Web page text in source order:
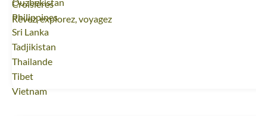
Voyage
Ouzbekistan
Voyage
Philippines
Voyage
Sri Lanka
Voyage
Tadjikistan
Voyage
Thailande
Voyage
Tibet
Voyage
Vietnam
Croisières
Rêvez, explorez, voyagez